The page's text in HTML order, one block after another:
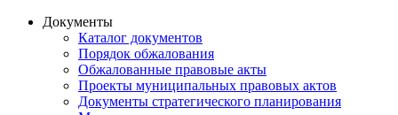
Документы
Каталог документов
Порядок обжалования
Обжалованные правовые акты
Проекты муниципальных правовых актов
Документы стратегического планирования